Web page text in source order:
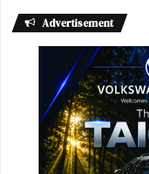
Advertisement